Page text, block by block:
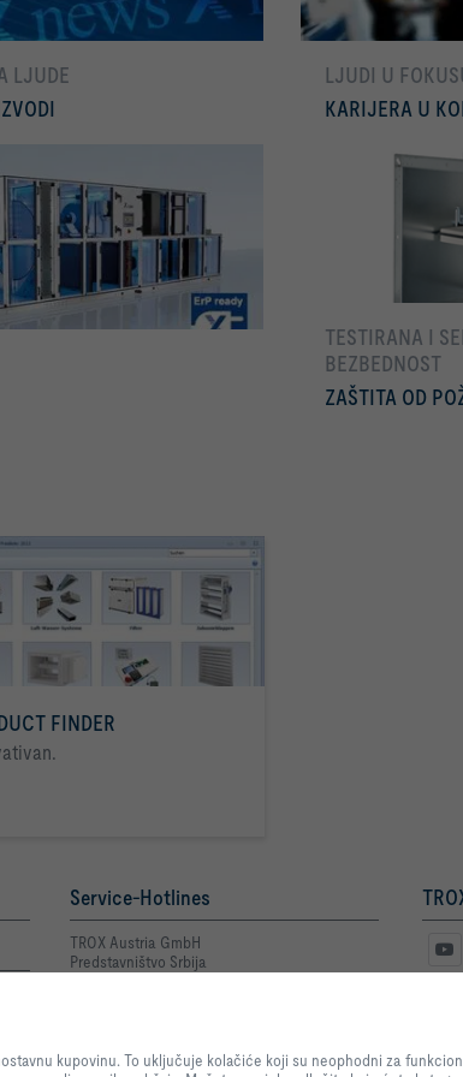
LJUDE
LJUDI U
KARIJERA U
Još
TESTIRANA I
BEZBEDNOST
ZAŠTITA OD
Još
FINDER
Service-Hotlines
TROX Austria GmbH
Predstavništvo Srbija
nam da Vam pružimo optimalni doživljaj naše internet stranice i
a koriste se za praćenje mrežne statistike, za
kupovinu. To uključuje kolačiće koji su neophodni za